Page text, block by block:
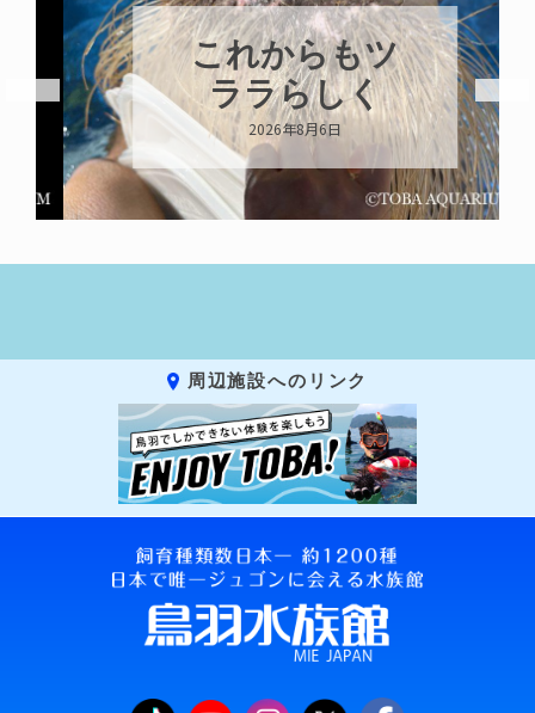
これからもツ
ララらしく
2026年8月6日
周辺施設へのリンク